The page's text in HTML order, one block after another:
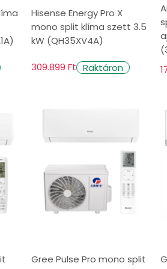
vagy irodánk
akár egyetlen helyiség,
mérete, az
döntést hozunk, sokáig
meg split klímáink
Hisense Energy Pro X
mono split klíma szett 3.5
kW (QH35XV4A)
309.899 Ft Raktáron
Gree Pulse Pro mono split